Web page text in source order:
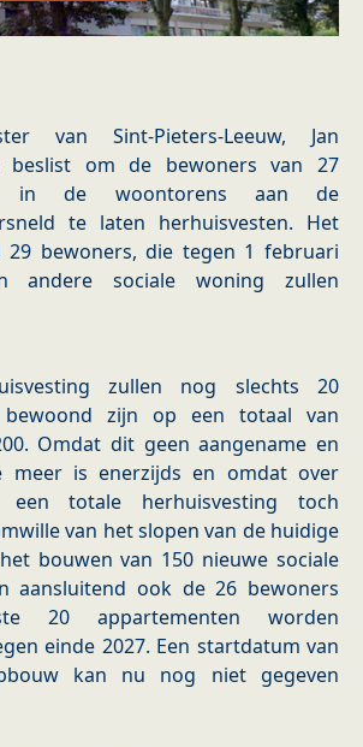
van Sint-Pieters-Leeuw, Jan
beslist om de bewoners van 27
in de woontorens aan de
te laten herhuisvesten. Het
bewoners, die tegen 1 februari
andere sociale woning zullen
zullen nog slechts 20
bewoond zijn op een totaal van
Omdat dit geen aangename en
meer is enerzijds en omdat over
een totale herhuisvesting toch
van het slopen van de huidige
bouwen van 150 nieuwe sociale
aansluitend ook de 26 bewoners
20 appartementen worden
einde 2027. Een startdatum van
kan nu nog niet gegeven